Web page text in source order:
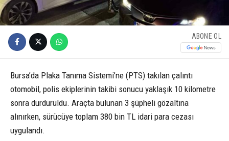
ABONE OL
Bursa’da Plaka Tanıma Sistemi’ne (PTS) takılan çalıntı
otomobil, polis ekiplerinin takibi sonucu yaklaşık 10 kilometre
sonra durduruldu. Araçta bulunan 3 şüpheli gözaltına
alınırken, sürücüye toplam 380 bin TL idari para cezası
uygulandı.